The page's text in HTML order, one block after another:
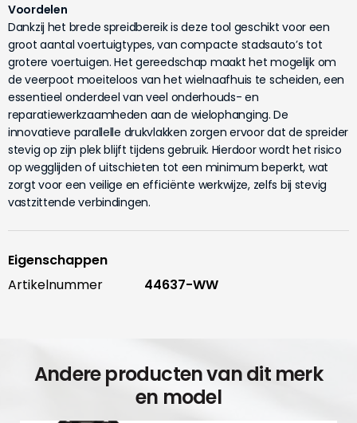
Voordelen
Dankzij het brede spreidbereik is deze tool geschikt voor een
groot aantal voertuigtypes, van compacte stadsauto’s tot
grotere voertuigen. Het gereedschap maakt het mogelijk om
de veerpoot moeiteloos van het wielnaafhuis te scheiden, een
essentieel onderdeel van veel onderhouds- en
reparatiewerkzaamheden aan de wielophanging. De
innovatieve parallelle drukvlakken zorgen ervoor dat de spreider
stevig op zijn plek blijft tijdens gebruik. Hierdoor wordt het risico
op wegglijden of uitschieten tot een minimum beperkt, wat
zorgt voor een veilige en efficiënte werkwijze, zelfs bij stevig
vastzittende verbindingen.
Eigenschappen
Artikelnummer
44637-WW
Andere producten van dit merk
en model